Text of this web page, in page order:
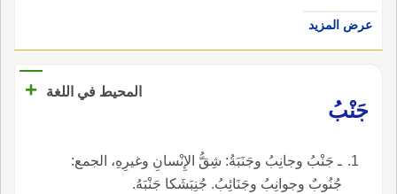
عرض المزيد
المحيط في اللغة
+
جَنْبُ
ـ جَنْبُ وجانِبُ وجَنَبَةُ: شِقُّ الإِنْسانِ وغيرِهِ، الجمع:
جُنُوبٌ وجوانِبُ وجَنَائِبُ. جُنِبَشَكا جَنْبَهُ.